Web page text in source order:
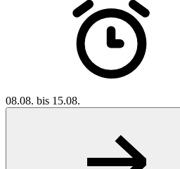
08.08. bis 15.08.